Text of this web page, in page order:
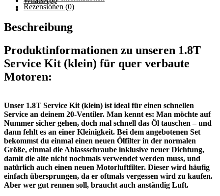
Rezensionen (0)
Beschreibung
Produktinformationen zu unseren 1.8T
Service Kit (klein) für quer verbaute
Motoren:
Unser 1.8T Service Kit (klein) ist ideal für einen schnellen
Service an deinem 20-Ventiler. Man kennt es: Man möchte auf
Nummer sicher gehen, doch mal schnell das Öl tauschen – und
dann fehlt es an einer Kleinigkeit. Bei dem angebotenen Set
bekommst du einmal einen neuen Ölfilter in der normalen
Größe, einmal die Ablassschraube inklusive neuer Dichtung,
damit die alte nicht nochmals verwendet werden muss, und
natürlich auch einen neuen Motorluftfilter. Dieser wird häufig
einfach übersprungen, da er oftmals vergessen wird zu kaufen.
Aber wer gut rennen soll, braucht auch anständig Luft.